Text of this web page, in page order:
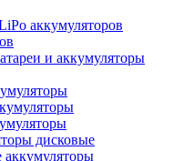
аккумуляторов
и аккумуляторы
дисковые